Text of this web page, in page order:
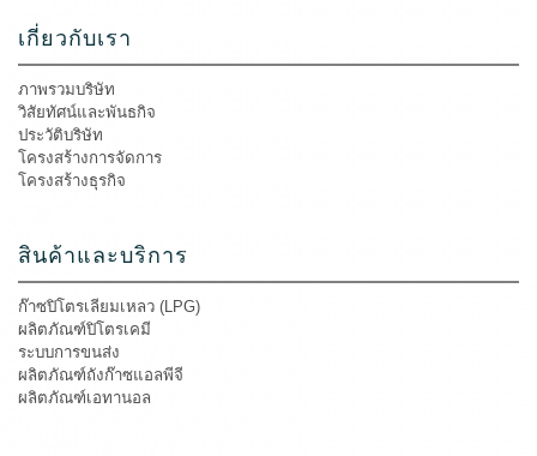
เกี่ยวกับเรา
ภาพรวมบริษัท
วิสัยทัศน์และพันธกิจ
ประวัติบริษัท
โครงสร้างการจัดการ
โครงสร้างธุรกิจ
สินค้าและบริการ
ก๊าซปิโตรเลียมเหลว (LPG)
ผลิตภัณฑ์ปิโตรเคมี
ระบบการขนส่ง
ผลิตภัณฑ์ถังก๊าซแอลพีจี
ผลิตภัณฑ์เอทานอล